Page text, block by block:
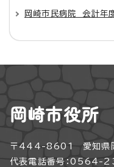
岡崎市民病院 会計年
岡崎市役所
〒444-8601 愛知県
代表電話番号：